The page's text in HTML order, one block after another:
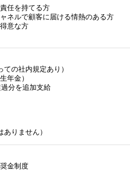
任を持てる方
ネルで顧客に届ける情熱のある方
意な方
の社内規定あり）
年金）
分を追加支給
りません）
金制度